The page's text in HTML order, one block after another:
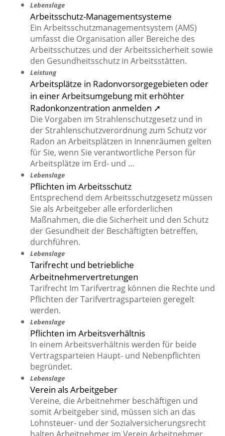
Lebenslage
Arbeitsschutz-Managementsysteme
Ein Arbeitsschutzmanagementsystem (AMS)
umfasst die Organisation aller Bereiche des
Arbeitsschutzes und der Arbeitssicherheit sowie
den Gesundheitsschutz in Arbeitsstätten.
Leistung
Arbeitsplätze in Radonvorsorgegebieten oder
in einer Arbeitsumgebung mit erhöhter
Radonkonzentration anmelden ➚
Die Vorgaben im Strahlenschutzgesetz und in
der Strahlenschutzverordnung zum Schutz vor
Radon an Arbeitsplätzen in Innenräumen gelten
für Sie, wenn Sie verantwortliche Person für
Arbeitsplätze im Erd- und …
Lebenslage
Pflichten im Arbeitsschutz
Entsprechend dem Arbeitsschutzgesetz müssen
Sie als Arbeitgeber alle erforderlichen
Maßnahmen, die die Sicherheit und den Schutz
der Gesundheit der Beschäftigten betreffen,
durchführen.
Lebenslage
Tarifrecht und betriebliche
Arbeitnehmervertretungen
Tarifrecht Im Tarifvertrag können die Rechte und
Pflichten der Tarifvertragsparteien geregelt
werden.
Lebenslage
Pflichten im Arbeitsverhältnis
In einem Arbeitsverhältnis werden für beide
Vertragsparteien Haupt- und Nebenpflichten
begründet.
Lebenslage
Verein als Arbeitgeber
Vereine, die Arbeitnehmer beschäftigen und
somit Arbeitgeber sind, müssen sich an das
Lohnsteuer- und der Sozialversicherungsrecht